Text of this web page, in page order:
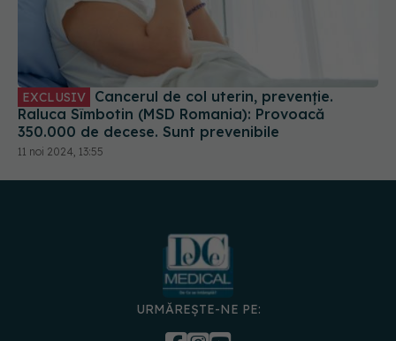
EXCLUSIV
Raluca Sîmbotin (MSD Romania): Provoacă
350.000 de decese. Sunt prevenibile
11 noi 2024, 13:55
URMĂREȘTE-NE PE: